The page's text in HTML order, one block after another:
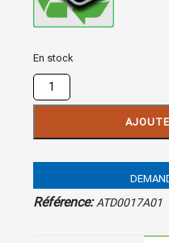
En stock
quantité
de
additionnel
touches
Référence:ATD0017A01